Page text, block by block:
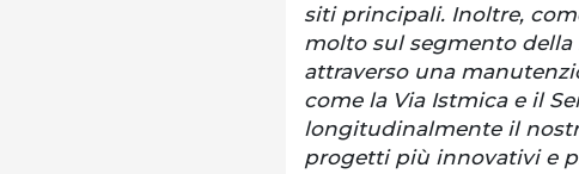
siti principali. Inoltre,
molto sul segmento
attraverso una
come la Via Istmica e il
longitudinalmente il
progetti più innovativi e